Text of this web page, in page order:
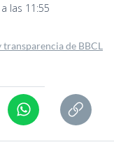
las 11:55
transparencia de BBCL